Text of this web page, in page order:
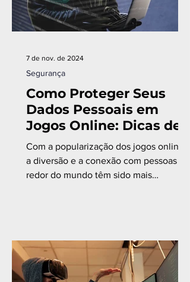
Como Proteger Seus
Dados Pessoais em
Jogos Online: Dicas de
Cibersegurança para
Gamers
Com a popularização dos jogos online,
a diversão e a conexão com pessoas ao
redor do mundo têm sido mais
Segurança
7 de nov. de 2024